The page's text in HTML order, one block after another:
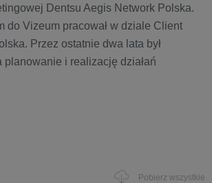
Dentsu Aegis Network Polska.
do Vizeum pracował w dziale Client
Przez ostatnie dwa lata był
i realizację działań
Pobierz wszystkie